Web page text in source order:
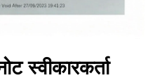
स्वीकारकर्ता